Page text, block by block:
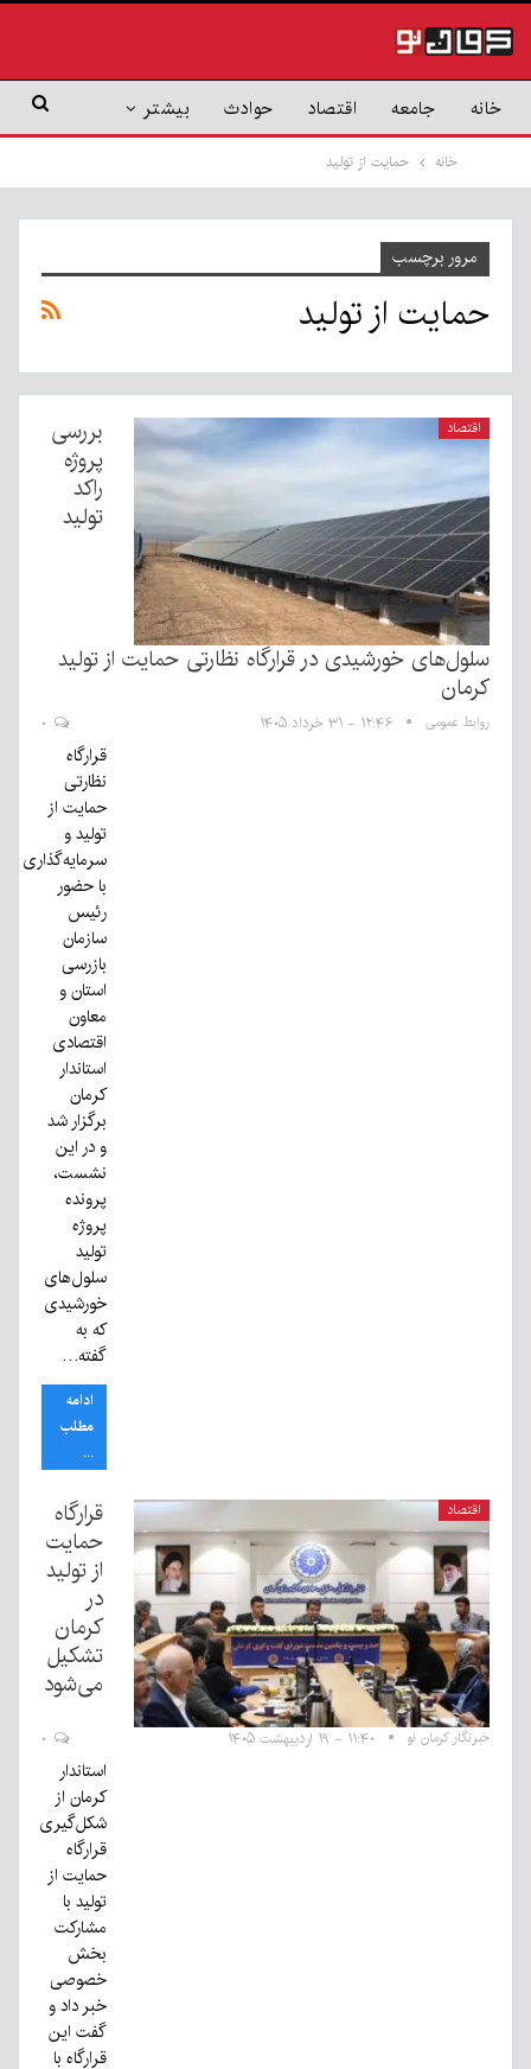
خانه جامعه اقتصاد حوادث بیشتر
خانه حمایت از تولید
مرور برچسب
حمایت از تولید
اقتصاد
بررسی
پروژه
راکد
تولید
سلول‌های خورشیدی در قرارگاه نظارتی حمایت از تولید
کرمان
روابط عمومی ۱۲:۴۶ - ۳۱ خرداد ۱۴۰۵
قرارگاه
نظارتی
حمایت از
تولید و
سرمایه‌گذاری
با حضور
رئیس
سازمان
بازرسی
استان و
معاون
اقتصادی
استاندار
کرمان
برگزار شد
و در این
نشست،
پرونده
پروژه
تولید
سلول‌های
خورشیدی
که به
گفته…
ادامه
مطلب
...
اقتصاد
قرارگاه
حمایت
از تولید
در
کرمان
تشکیل
می‌شود
خبرنگار کرمان نو ۱۱:۴۰ - ۱۹ اردیبهشت ۱۴۰۵
استاندار
کرمان از
شکل‌گیری
قرارگاه
حمایت از
تولید با
مشارکت
بخش
خصوصی
خبر داد و
گفت این
قرارگاه با